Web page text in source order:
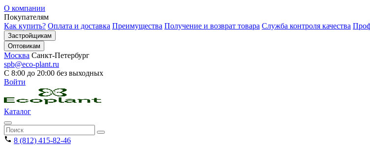
О компании
Покупателям
Как купить? Оплата и доставка Преимущества Получение и возврат товара Служба контроля качества
Застройщикам
Оптовикам
Москва Санкт-Петербург
spb@eco-plant.ru
С 8:00 до 20:00 без выходных
Войти
Каталог
8 (812) 415-82-46